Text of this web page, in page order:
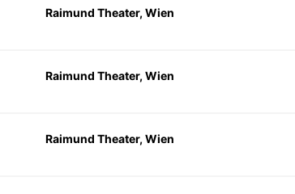
Raimund Theater, Wien
Raimund Theater, Wien
Raimund Theater, Wien